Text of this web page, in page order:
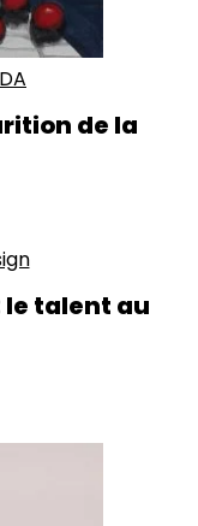
de la
le talent au